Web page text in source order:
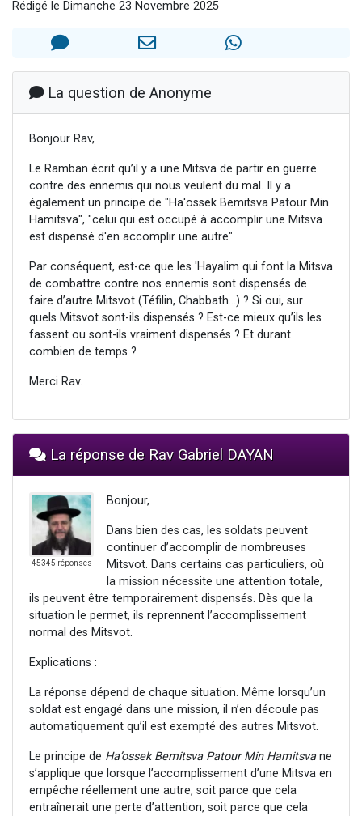
Il reste 49 places pour étudier en groupe sur Zoom
Eva vient de donner son Maasser
Rédigé le Dimanche 23 Novembre 2025
La question de Anonyme
Bonjour Rav,
Le Ramban écrit qu’il y a une Mitsva de partir en guerre
contre des ennemis qui nous veulent du mal. Il y a
également un principe de "Ha'ossek Bemitsva Patour Min
Hamitsva", "celui qui est occupé à accomplir une Mitsva
est dispensé d'en accomplir une autre".
Par conséquent, est-ce que les 'Hayalim qui font la Mitsva
de combattre contre nos ennemis sont dispensés de
faire d’autre Mitsvot (Téfilin, Chabbath...) ? Si oui, sur
quels Mitsvot sont-ils dispensés ? Est-ce mieux qu’ils les
fassent ou sont-ils vraiment dispensés ? Et durant
combien de temps ?
Merci Rav.
La réponse de Rav Gabriel DAYAN
45345 réponses
Bonjour,
Dans bien des cas, les soldats peuvent
continuer d’accomplir de nombreuses
Mitsvot. Dans certains cas particuliers, où
la mission nécessite une attention totale,
ils peuvent être temporairement dispensés. Dès que la
situation le permet, ils reprennent l’accomplissement
normal des Mitsvot.
Explications :
La réponse dépend de chaque situation. Même lorsqu’un
soldat est engagé dans une mission, il n’en découle pas
automatiquement qu’il est exempté des autres Mitsvot.
Le principe de Ha’ossek Bemitsva Patour Min Hamitsvane
s’applique que lorsque l’accomplissement d’une Mitsva en
empêche réellement une autre, soit parce que cela
entraînerait une perte d’attention, soit parce que cela